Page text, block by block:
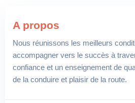
A propos
Nous réunissons les meilleurs
accompagner vers le succès à
confiance et un enseignement de
de la conduire et plaisir de la route.